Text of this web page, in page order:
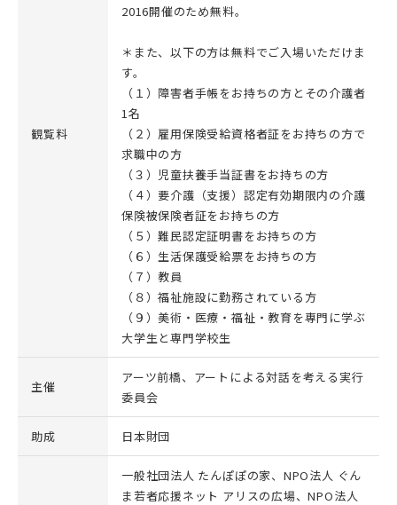
観覧料
2016開催のため無料。
＊また、以下の方は無料でご入場いただけま
す。
（１）障害者手帳をお持ちの方とその介護者
1名
（２）雇用保険受給資格者証をお持ちの方で
求職中の方
（３）児童扶養手当証書をお持ちの方
（４）要介護（支援）認定有効期限内の介護
保険被保険者証をお持ちの方
（５）難民認定証明書をお持ちの方
（６）生活保護受給票をお持ちの方
（７）教員
（８）福祉施設に勤務されている方
（９）美術・医療・福祉・教育を専門に学ぶ
大学生と専門学校生
主催
アーツ前橋、アートによる対話を考える実行
委員会
助成 日本財団
一般社団法人 たんぽぽの家、NPO法人 ぐん
ま若者応援ネット アリスの広場、NPO法人